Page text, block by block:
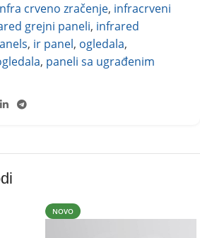
crveno zračenje, infracrveni
grejni paneli, infrared
, ir panel, ogledala,
, paneli sa ugrađenim
NOVO